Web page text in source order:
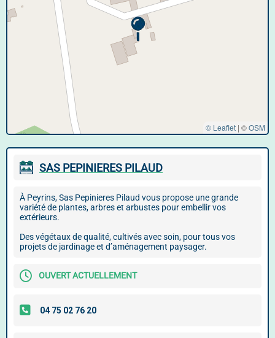
© Leaflet | ©OSM
SAS PEPINIERES PILAUD
À Peyrins, Sas Pepinieres Pilaud vous propose une grande
variété de plantes, arbres et arbustes pour embellir vos
extérieurs.
Des végétaux de qualité, cultivés avec soin, pour tous vos
projets de jardinage et d’aménagement paysager.
OUVERT ACTUELLEMENT